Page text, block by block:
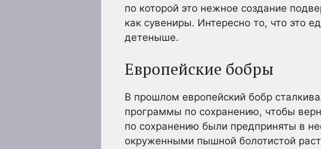
по которой это нежное создание
как сувениры. Интересно то, что это
детеныше.
Европейские бобры
В прошлом европейский бобр
программы по сохранению, чтобы
по сохранению были предприняты в
окруженными пышной болотистой